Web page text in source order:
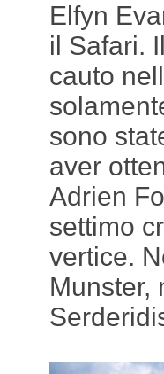
Elfyn
il Safari.
cauto
sono
aver
Adrien
settimo
vertice.
Munster,